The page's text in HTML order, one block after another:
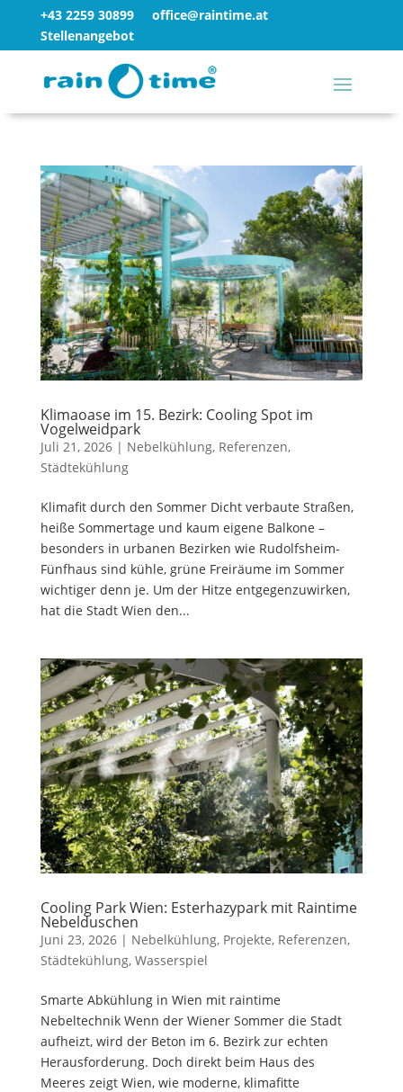
+43 2259 30899
office@raintime.at
Stellenangebot
Klimaoase im 15. Bezirk: Cooling Spot im
Vogelweidpark
Juli 21, 2026| Nebelkühlung, Referenzen,
Städtekühlung
Klimafit durch den Sommer Dicht verbaute Straßen,
heiße Sommertage und kaum eigene Balkone –
besonders in urbanen Bezirken wie Rudolfsheim-
Fünfhaus sind kühle, grüne Freiräume im Sommer
wichtiger denn je. Um der Hitze entgegenzuwirken,
hat die Stadt Wien den...
Cooling Park Wien: Esterhazypark mit Raintime
Nebelduschen
Juni 23, 2026| Nebelkühlung, Projekte, Referenzen,
Städtekühlung, Wasserspiel
Smarte Abkühlung in Wien mit raintime
Nebeltechnik Wenn der Wiener Sommer die Stadt
aufheizt, wird der Beton im 6. Bezirk zur echten
Herausforderung. Doch direkt beim Haus des
Meeres zeigt Wien, wie moderne, klimafitte